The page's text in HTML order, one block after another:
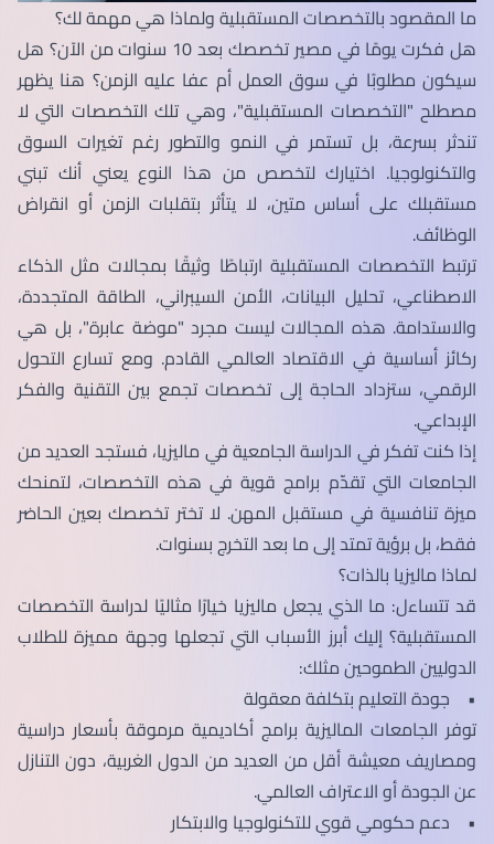
ما المقصود بالتخصصات المستقبلية ولماذا هي مهمة لك؟
هل فكرت يومًا في مصير تخصصك بعد 10 سنوات من الآن؟ هل
سيكون مطلوبًا في سوق العمل أم عفا عليه الزمن؟ هنا يظهر
مصطلح "التخصصات المستقبلية"، وهي تلك التخصصات التي لا
تندثر بسرعة، بل تستمر في النمو والتطور رغم تغيرات السوق
والتكنولوجيا. اختيارك لتخصص من هذا النوع يعني أنك تبني
مستقبلك على أساس متين، لا يتأثر بتقلبات الزمن أو انقراض
الوظائف.
ترتبط التخصصات المستقبلية ارتباطًا وثيقًا بمجالات مثل الذكاء
الاصطناعي، تحليل البيانات، الأمن السيبراني، الطاقة المتجددة،
والاستدامة. هذه المجالات ليست مجرد "موضة عابرة"، بل هي
ركائز أساسية في الاقتصاد العالمي القادم. ومع تسارع التحول
الرقمي، ستزداد الحاجة إلى تخصصات تجمع بين التقنية والفكر
الإبداعي.
إذا كنت تفكر في الدراسة الجامعية في ماليزيا، فستجد العديد من
الجامعات التي تقدّم برامج قوية في هذه التخصصات، لتمنحك
ميزة تنافسية في مستقبل المهن. لا تختر تخصصك بعين الحاضر
فقط، بل برؤية تمتد إلى ما بعد التخرج بسنوات.
لماذا ماليزيا بالذات؟
قد تتساءل: ما الذي يجعل ماليزيا خيارًا مثاليًا لدراسة التخصصات
المستقبلية؟ إليك أبرز الأسباب التي تجعلها وجهة مميزة للطلاب
الدوليين الطموحين مثلك:
• جودة التعليم بتكلفة معقولة
توفر الجامعات الماليزية برامج أكاديمية مرموقة بأسعار دراسية
ومصاريف معيشة أقل من العديد من الدول الغربية، دون التنازل
عن الجودة أو الاعتراف العالمي.
• دعم حكومي قوي للتكنولوجيا والابتكار